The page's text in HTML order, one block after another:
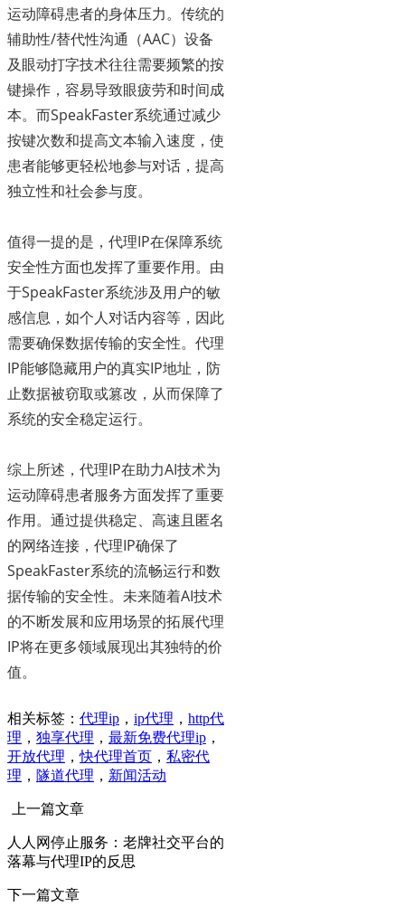
运动障碍患者的身体压力。传统的
辅助性/替代性沟通（AAC）设备
及眼动打字技术往往需要频繁的按
键操作，容易导致眼疲劳和时间成
本。而SpeakFaster系统通过减少
按键次数和提高文本输入速度，使
患者能够更轻松地参与对话，提高
独立性和社会参与度。
值得一提的是，代理IP在保障系统
安全性方面也发挥了重要作用。由
于SpeakFaster系统涉及用户的敏
感信息，如个人对话内容等，因此
需要确保数据传输的安全性。代理
IP能够隐藏用户的真实IP地址，防
止数据被窃取或篡改，从而保障了
系统的安全稳定运行。
综上所述，代理IP在助力AI技术为
运动障碍患者服务方面发挥了重要
作用。通过提供稳定、高速且匿名
的网络连接，代理IP确保了
SpeakFaster系统的流畅运行和数
据传输的安全性。未来随着AI技术
的不断发展和应用场景的拓展代理
IP将在更多领域展现出其独特的价
值。
相关标签： 代理ip ， ip代理 ， http代
理 ， 独享代理 ， 最新免费代理ip ，
开放代理 ，快代理首页 ， 私密代
理 ， 隧道代理 ， 新闻活动
上一篇文章
人人网停止服务：老牌社交平台的
落幕与代理IP的反思
下一篇文章